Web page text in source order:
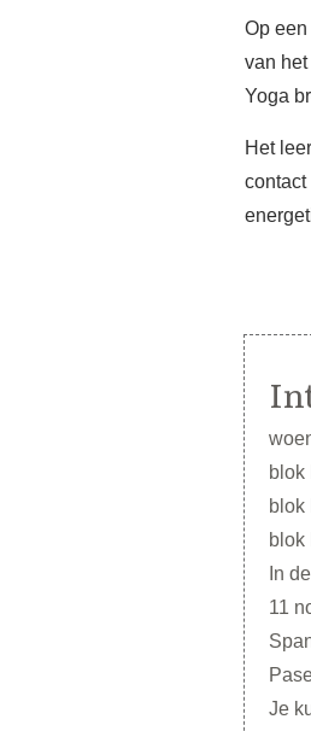
Op
van
Yoga
Het
contact
blok
blok
blok
In
11
Je